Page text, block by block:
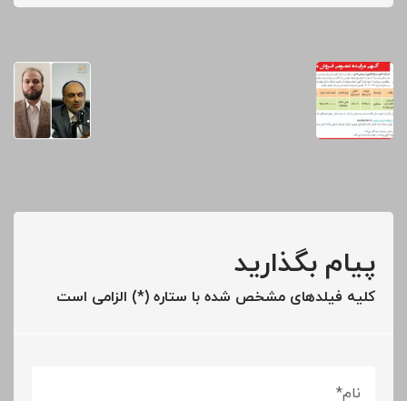
پیام بگذارید
کلیه فیلدهای مشخص شده با ستاره (*) الزامی است